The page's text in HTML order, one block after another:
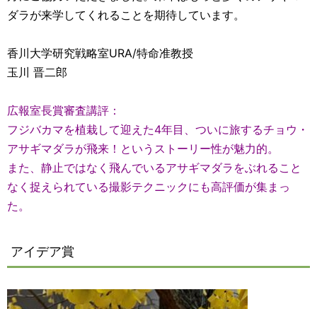
ダラが来学してくれることを期待しています。
香川大学研究戦略室URA/特命准教授
玉川 晋二郎
広報室長賞審査講評：
フジバカマを植栽して迎えた4年目、ついに旅するチョウ・
アサギマダラが飛来！というストーリー性が魅力的。
また、静止ではなく飛んでいるアサギマダラをぶれること
なく捉えられている撮影テクニックにも高評価が集まっ
た。
アイデア賞